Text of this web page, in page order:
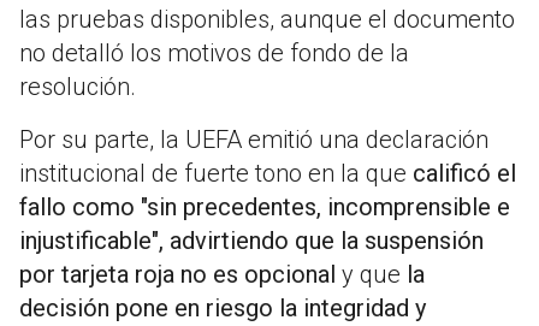
las pruebas disponibles, aunque el documento
no detalló los motivos de fondo de la
resolución.
Por su parte, la UEFA emitió una declaración
institucional de fuerte tono en la que calificó el
fallo como "sin precedentes, incomprensible e
injustificable", advirtiendo que la suspensión
por tarjeta roja no es opcional y que la
decisión pone en riesgo la integridad y